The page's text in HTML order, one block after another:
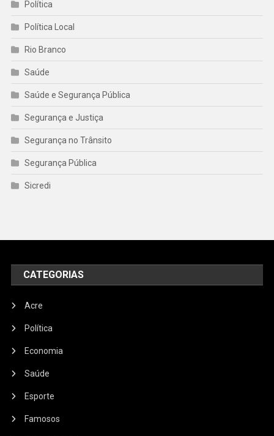
Política
Política Local
Rio Branco
Saúde
Saúde e Segurança Pública
Segurança e Justiça
Segurança no Trânsito
Segurança Pública
Sicredi
CATEGORIAS
Acre
Política
Economia
Saúde
Esporte
Famosos